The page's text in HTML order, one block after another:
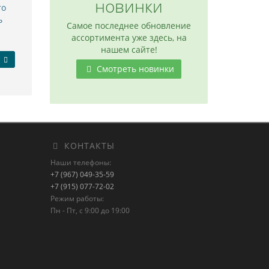
новинки
Самое последнее обновление
ассортимента уже здесь, на
нашем сайте!
Смотреть новинки
КОНТАКТЫ
Наши телефоны:
+7 (967) 049-35-59
+7 (915) 077-72-02
Режим работы:
Пн - Пт, с 9:00 до 19:00